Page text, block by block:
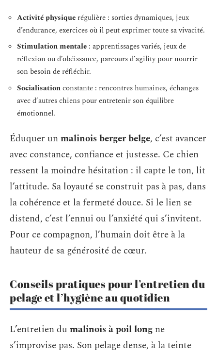
Activité physique régulière : sorties dynamiques, jeux
d’endurance, exercices où il peut exprimer toute sa vivacité.
Stimulation mentale : apprentissages variés, jeux de
réflexion ou d’obéissance, parcours d’agility pour nourrir
son besoin de réfléchir.
Socialisationconstante : rencontres humaines, échanges
avec d’autres chiens pour entretenir son équilibre
émotionnel.
Éduquer unmalinois berger belge, c’est avancer
avec constance, confiance et justesse. Ce chien
ressent la moindre hésitation : il capte le ton, lit
l’attitude. Sa loyauté se construit pas à pas, dans
la cohérence et la fermeté douce. Si le lien se
distend, c’est l’ennui ou l’anxiété qui s’invitent.
Pour ce compagnon, l’humain doit être à la
hauteur de sa générosité de cœur.
Conseils pratiques pour l’entretien du
pelage et l’hygiène au quotidien
L’entretien du malinois à poil long ne
s’improvise pas. Son pelage dense, à la teinte